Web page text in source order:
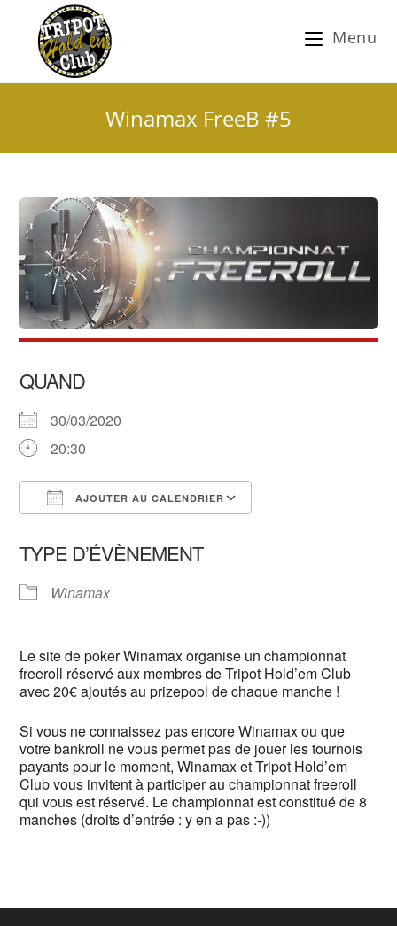
Menu
Winamax FreeB #5
QUAND
30/03/2020
20:30
AJOUTER AU CALENDRIER
TYPE D’ÉVÈNEMENT
Winamax
Le site de poker Winamax organise un championnat
freeroll réservé aux membres de Tripot Hold’em Club
avec 20€ ajoutés au prizepool de chaque manche !
Si vous ne connaissez pas encore Winamax ou que
votre bankroll ne vous permet pas de jouer les tournois
payants pour le moment, Winamax et Tripot Hold’em
Club vous invitent à participer au championnat freeroll
qui vous est réservé. Le championnat est constitué de 8
manches (droits d’entrée : y en a pas :-))